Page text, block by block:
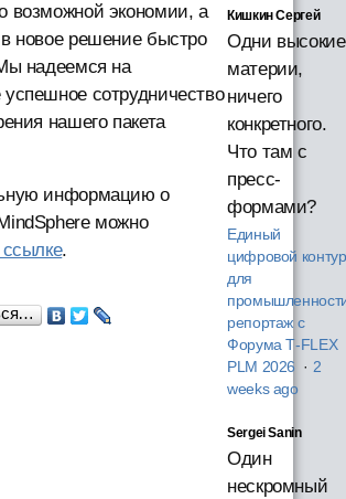
возможной экономии, а
новое решение быстро
надеемся на
сотрудничество
нашего пакета
информацию о
можно
ссылке.
Кишкин Сергей
Одни высокие
материи,
ничего
конкретного.
Что там с
пресс-
формами?
Единый
цифровой контур
для
репортаж с
Форума T‑FLEX
PLM 2026 · 2
weeks ago
Sergei Sanin
Один
нескромный